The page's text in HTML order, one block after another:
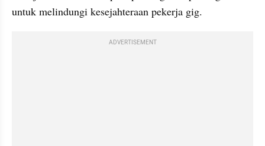
untuk melindungi kesejahteraan pekerja gig.
ADVERTISEMENT